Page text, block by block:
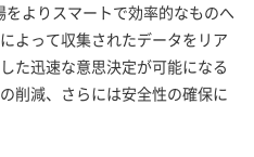
よりスマートで効率的なものへ
よって収集されたデータをリア
た迅速な意思決定が可能になる
削減、さらには安全性の確保に